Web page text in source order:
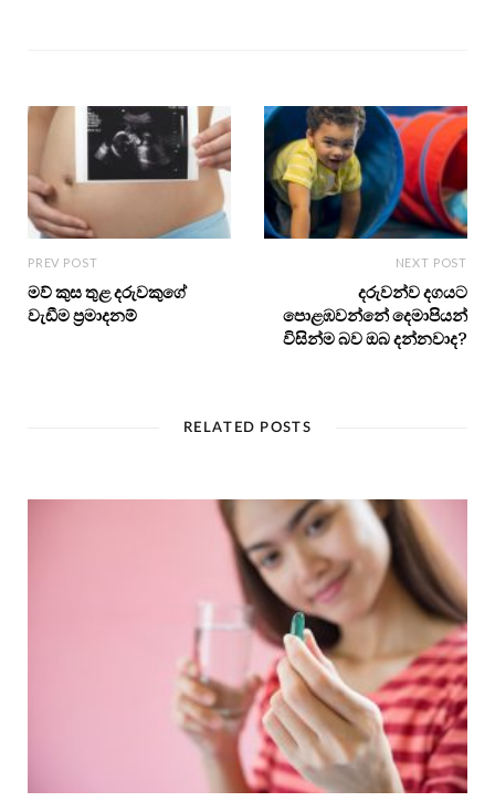
PREV POST
මව් කුස තුළ දරුවකුගේ
වැඩීම ප්‍රමාදනම්
NEXT POST
දරුවන්ව දගයට
පොළඹවන්නේ දෙමාපියන්
විසින්ම බව ඔබ දන්නවාද?
RELATED POSTS